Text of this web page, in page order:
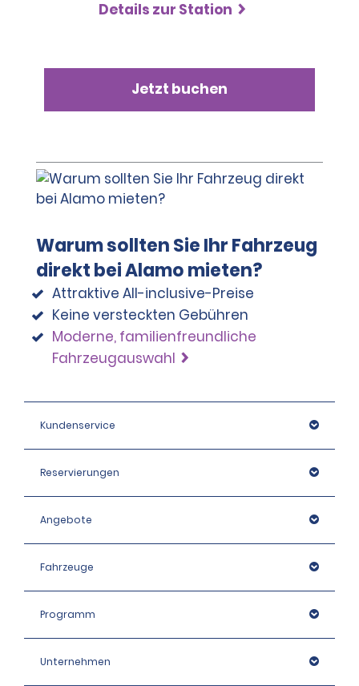
Details zur Station
Jetzt buchen
Warum sollten Sie Ihr Fahrzeug
direkt bei Alamo mieten?
Attraktive All-inclusive-Preise
Keine versteckten Gebühren
Moderne, familienfreundliche
Fahrzeugauswahl
Kundenservice
Reservierungen
Angebote
Fahrzeuge
Programm
Unternehmen